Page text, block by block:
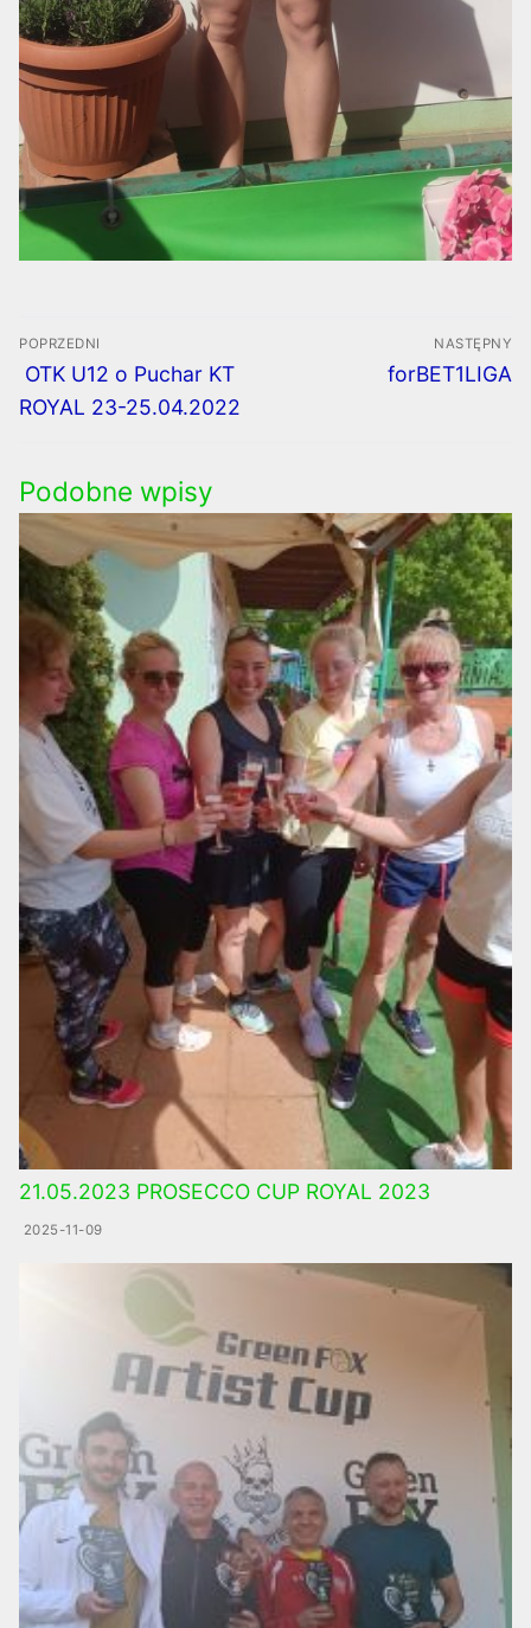
Nawigacja
wpisu
POPRZEDNI
Poprzedni
wpis:
OTK U12 o Puchar KT
ROYAL 23-25.04.2022
NASTĘPNY
Następny
forBET1LIGA
Podobne wpisy
21.05.2023 PROSECCO CUP ROYAL 2023
2025-11-09